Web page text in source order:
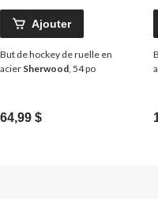
Ajouter
But de hockey de ruelle en
acier Sherwood , 54 po
64,99 $